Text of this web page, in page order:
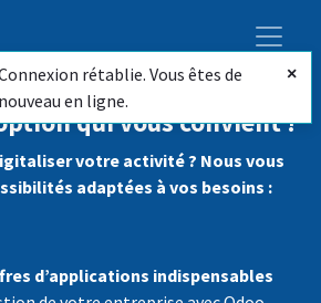
qui vous convient !
votre activité ? Nous vous
adaptées à vos besoins :
d’applications indispensables
rétablie. Vous êtes de
nouveau en ligne.